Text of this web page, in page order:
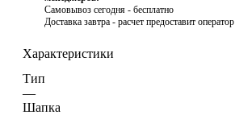
Самовывоз сегодня - бесплатно
Доставка завтра - расчет предоставит оператор
Характеристики
Тип
—
Шапка